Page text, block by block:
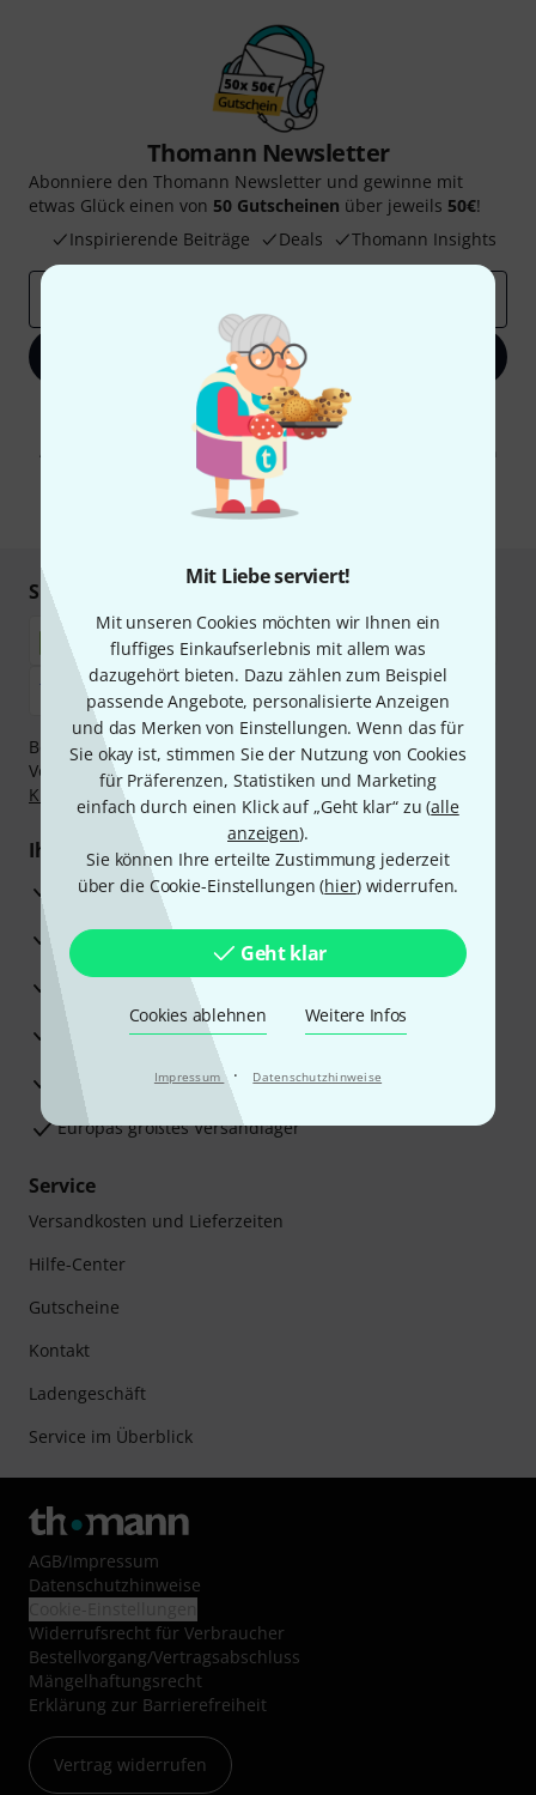
Mit Liebe serviert!
Mit unseren Cookies möchten wir Ihnen ein
fluffiges Einkaufserlebnis mit allem was
dazugehört bieten. Dazu zählen zum Beispiel
passende Angebote, personalisierte Anzeigen
und das Merken von Einstellungen. Wenn das für
Sie okay ist, stimmen Sie der Nutzung von Cookies
für Präferenzen, Statistiken und Marketing
einfach durch einen Klick auf „Geht klar“ zu (alle
anzeigen).
Sie können Ihre erteilte Zustimmung jederzeit
über die Cookie-Einstellungen (hier) widerrufen.
Geht klar
Cookies ablehnen Weitere Infos
Impressum · Datenschutzhinweise
Thomann Newsletter
Abonniere den Thomann Newsletter und gewinne mit
etwas Glück einen von 50 Gutscheinen über jeweils 50€!
Inspirierende Beiträge
Deals Thomann Insights
Jetzt anmelden
Mit Klick auf „Jetzt anmelden“ stimmen Sie dem Erhalt von E-Mail-
Werbung und einer Messung des E-Mail-Nutzungsverhaltens zu. Die
Abmeldung ist jederzeit möglich. Weitere Informationen finden Sie in
unseren
Datenschutzhinweisen
* Pflichtfeld
Sicher einkaufen & bezahlen
Bezahlen Sie vertraulich und sicher per Nachnahme,
Vorkasse, PayPal, Amazon Pay, Klarna Sofort bezahlen
Klarna Ratenzahlungoder Kreditkarte.
Ihre Vorteile
3 Jahre Thomann Garantie
30 Tage Money-Back-Garantie
Reparaturservice
Beratung durch Fachexperten
Zufriedenheitsgarantie
Europas größtes Versandlager
Service
Versandkosten und Lieferzeiten
Hilfe-Center
Gutscheine
Kontakt
Ladengeschäft
Service im Überblick
AGB/Impressum
Datenschutzhinweise
Widerrufsrecht für Verbraucher
Bestellvorgang/Vertragsabschluss
Mängelhaftungsrecht
Erklärung zur Barrierefreiheit
Vertrag widerrufen